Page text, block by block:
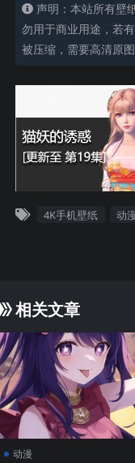
声明：本站所有壁
勿用于商业用途，若
被压缩，需要高清原图
4K手机壁纸 动
相关文章
动漫